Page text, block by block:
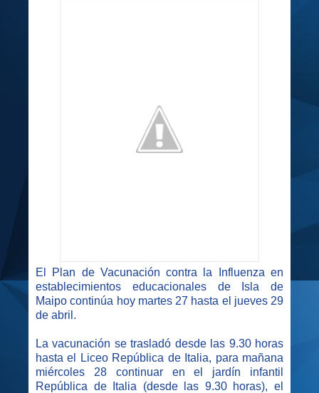
El Plan de Vacunación contra la Influenza en
establecimientos educacionales de Isla de
Maipo continúa hoy martes 27 hasta el jueves 29
de abril.
La vacunación se trasladó desde las 9.30 horas
hasta el Liceo República de Italia, para mañana
miércoles 28 continuar en el jardín infantil
República de Italia (desde las 9.30 horas), el